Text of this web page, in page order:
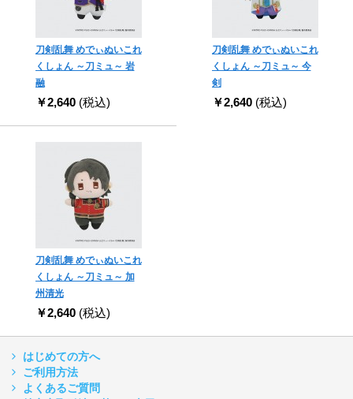
刀剣乱舞 めでぃぬいこれ
くしょん ～刀ミュ～ 岩
融
￥2,640 (税込)
刀剣乱舞 めでぃぬいこれ
くしょん ～刀ミュ～ 今
剣
￥2,640 (税込)
刀剣乱舞 めでぃぬいこれ
くしょん ～刀ミュ～ 加
州清光
￥2,640 (税込)
はじめての方へ
ご利用方法
よくあるご質問